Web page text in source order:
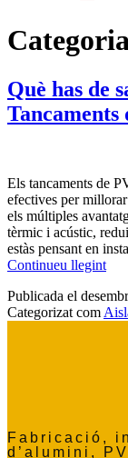
Què has de
Els tancaments de
efectives per
els múltiples
tèrmic i acústic,
estàs pensant en
Continueu llegint
Publicada el
Categorizat com
Fabricació,
d’alumini,